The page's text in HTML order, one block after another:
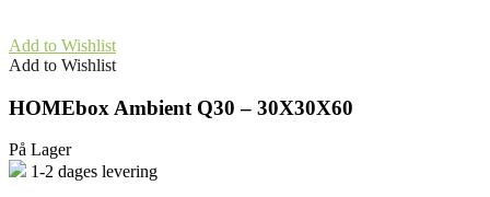
Add to Wishlist
Add to Wishlist
HOMEbox Ambient Q30 – 30X30X60
På Lager
1-2 dages levering